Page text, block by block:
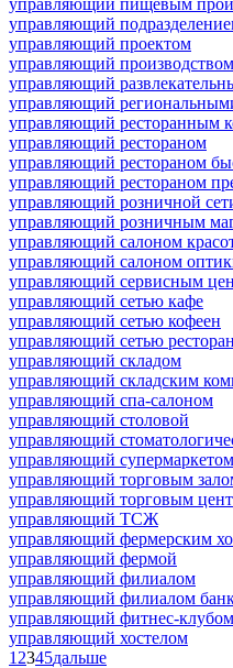
управляющий
управляющий проектом
управляющий производством
управляющий
управляющий
управляющий ресторанным
управляющий рестораном
управляющий рестораном
управляющий рестораном
управляющий розничной
управляющий розничным
управляющий салоном
управляющий салоном
управляющий сервисным
управляющий сетью кафе
управляющий сетью кофеен
управляющий сетью
управляющий складом
управляющий складским
управляющий спа-салоном
управляющий столовой
управляющий
управляющий супермаркетом
управляющий торговым
управляющий торговым
управляющий ТСЖ
управляющий фермерским
управляющий фермой
управляющий филиалом
управляющий филиалом
управляющий фитнес-клубом
управляющий хостелом
1 2345дальше